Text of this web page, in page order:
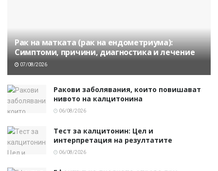
Рак на матката (рак на ендометриума):
Симптоми, причини, диагностика и лечение
07/08/2026
Ракови заболявания, които повишават
нивото на калцитонина
06/08/2026
Тест за калцитонин: Цел и
интерпретация на резултатите
06/08/2026